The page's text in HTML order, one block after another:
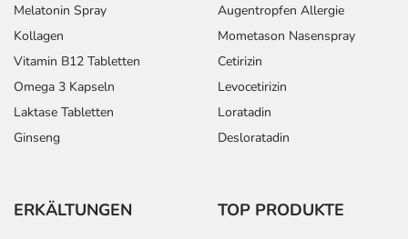
Melatonin Spray
Kollagen
Vitamin B12 Tabletten
Omega 3 Kapseln
Laktase Tabletten
Ginseng
Augentropfen Allergie
Mometason Nasenspray
Cetirizin
Levocetirizin
Loratadin
Desloratadin
ERKÄLTUNGEN TOP PRODUKTE